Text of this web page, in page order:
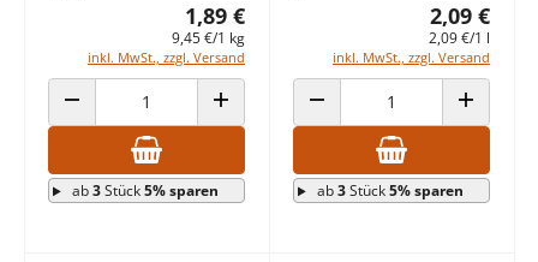
1,89 €
9,45 €/1 kg
inkl. MwSt., zzgl. Versand
ANZAHL VERRINGERN ANZAHL ERHÖHEN
ab3Stück5% sparen
2,09 €
2,09 €/1 l
inkl. MwSt., zzgl. Versand
ANZAHL VERRINGERN ANZAHL
ab3Stück5% sparen